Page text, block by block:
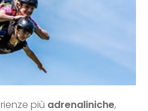
più adrenaliniche,